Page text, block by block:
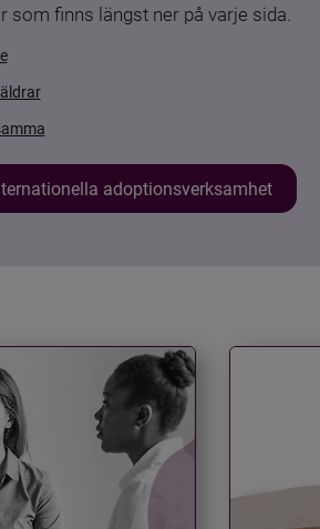
finns längst ner på varje sida.
adoptionsverksamhet